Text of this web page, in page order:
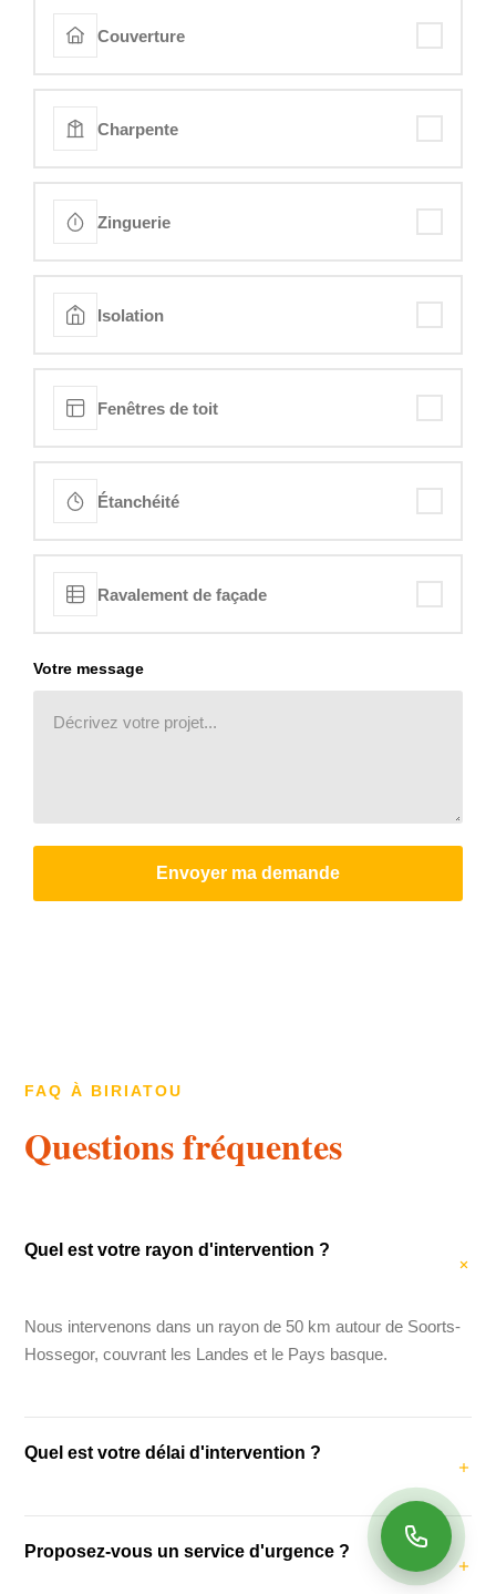
Couverture
Charpente
Zinguerie
Isolation
Fenêtres de toit
Étanchéité
Ravalement de façade
Votre message
Envoyer ma demande
FAQ À BIRIATOU
Questions fréquentes
Quel est votre rayon d'intervention ?
Nous intervenons dans un rayon de 50 km autour de Soorts-
Hossegor, couvrant les Landes et le Pays basque.
Quel est votre délai d'intervention ?
Notre délai d'intervention moyen est de 48 heures. Pour les
urgences (fuites, dégâts des eaux), nous intervenons dans
Proposez-vous un service d'urgence ?